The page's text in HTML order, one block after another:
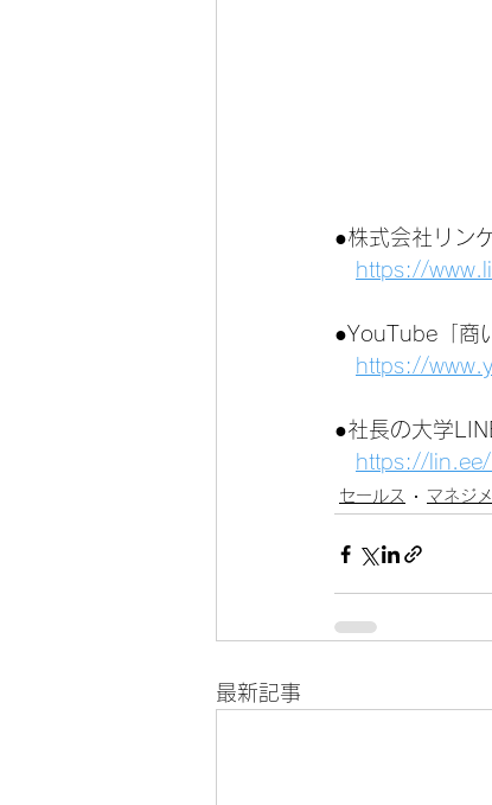
●株式会社リン
https://
●YouTube「商
https://
●社長の大学
https://
セールス マネジ
最新記事